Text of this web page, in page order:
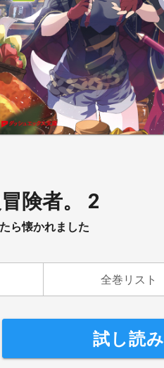
険者。 2
ら懐かれました
全巻リスト
試し読み